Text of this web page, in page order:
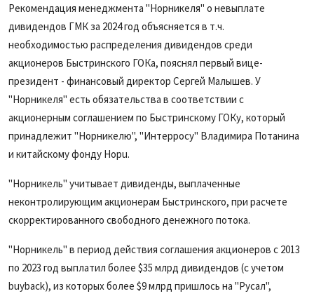
Рекомендация менеджмента "Норникеля" о невыплате
дивидендов ГМК за 2024 год объясняется в т.ч.
необходимостью распределения дивидендов среди
акционеров Быстринского ГОКа, пояснял первый вице-
президент - финансовый директор Сергей Малышев. У
"Норникеля" есть обязательства в соответствии с
акционерным соглашением по Быстринскому ГОКу, который
принадлежит "Норникелю", "Интерросу" Владимира Потанина
и китайскому фонду Hopu.
"Норникель" учитывает дивиденды, выплаченные
неконтролирующим акционерам Быстринского, при расчете
скорректированного свободного денежного потока.
"Норникель" в период действия соглашения акционеров с 2013
по 2023 год выплатил более $35 млрд дивидендов (с учетом
buyback), из которых более $9 млрд пришлось на "Русал",